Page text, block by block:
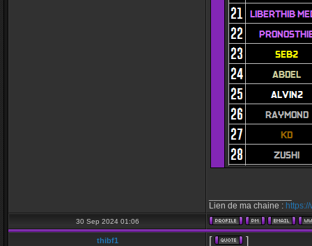
Lien de ma chaine :
30 Sep 2024 01:06
thibf1 [ ]